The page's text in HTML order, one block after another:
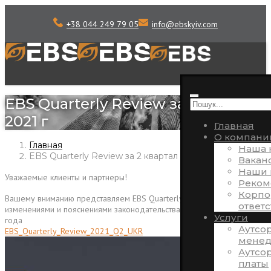
+38 044 249 79 05 info@ebskyiv.com
Главная
О
Наша
Наши
Услуги
платы
EBS Quarterly Review за 2 квартал
2021 г
Главная
EBS Quarterly Review за 2 квартал 2021 г
Уважаемые клиенты и партнеры!
Вашему вниманию представляем EBS Quarterly Review с
изменениями и пояснениями законодательства за 2 квартал 2021
года
EBS_Quarterly_Review_2021_Q2_UKR